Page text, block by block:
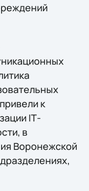
к
IТ-
в
Воронежской